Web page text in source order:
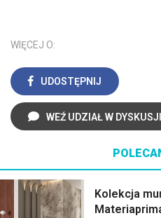
WIĘCEJ O:
UDOSTĘPNIJ
WEŹ UDZIAŁ W DYSKUSJI
Kolekcja